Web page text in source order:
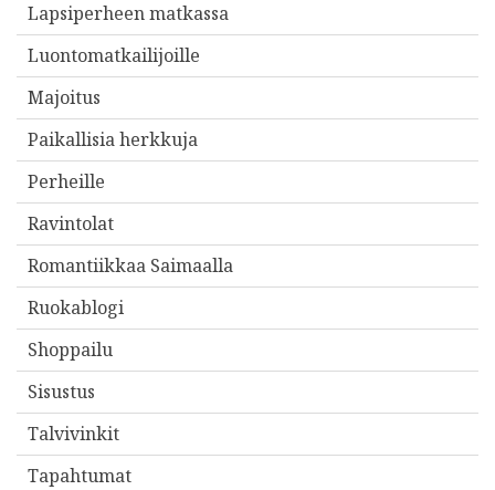
Lapsiperheen matkassa
Luontomatkailijoille
Majoitus
Paikallisia herkkuja
Perheille
Ravintolat
Romantiikkaa Saimaalla
Ruokablogi
Shoppailu
Sisustus
Talvivinkit
Tapahtumat